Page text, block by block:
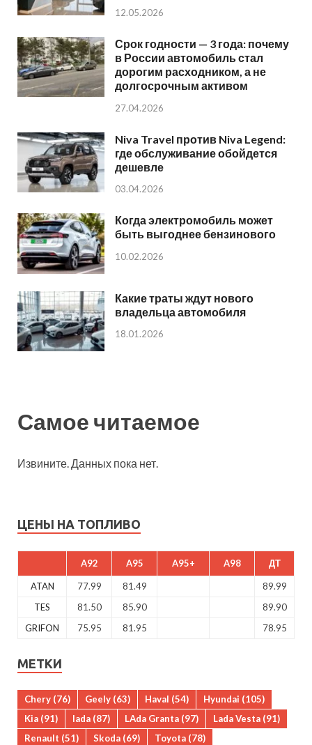
12.05.2026
Срок годности — 3 года: почему
в России автомобиль стал
дорогим расходником, а не
долгосрочным активом
27.04.2026
Niva Travel против Niva Legend:
где обслуживание обойдется
дешевле
03.04.2026
Когда электромобиль может
быть выгоднее бензинового
10.02.2026
Какие траты ждут нового
владельца автомобиля
18.01.2026
Самое читаемое
Извините. Данных пока нет.
ЦЕНЫ НА ТОПЛИВО
A92 A95 A95+ A98 ДТ
ATAN 77.99 81.49
89.99
TES
81.50 85.90
89.90
GRIFON
75.95 81.95 78.95
МЕТКИ
Chery (76) Geely (63) Haval (54) Hyundai (105)
Kia (91) lada (87) LAda Granta (97) Lada Vesta (91)
Renault (51) Skoda (69) Toyota (78)